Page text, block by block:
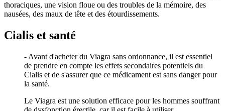
thoraciques, une vision floue ou des troubles de la mémoire, des
nausées, des maux de tête et des étourdissements.
Cialis et santé
- Avant d'acheter du Viagra sans ordonnance, il est essentiel
de prendre en compte les effets secondaires potentiels du
Cialis et de s'assurer que ce médicament est sans danger pour
la santé.
Le Viagra est une solution efficace pour les hommes souffrant